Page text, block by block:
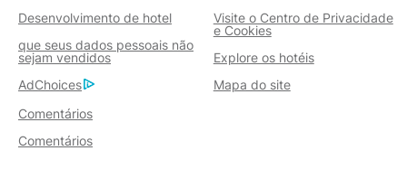
Desenvolvimento de hotel
Visite o Centro de Privacidade
e Cookies
que seus dados pessoais não
sejam vendidos
Explore os hotéis
AdChoices
Mapa do site
Comentários
Comentários